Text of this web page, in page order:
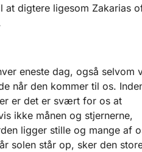
digtere ligesom Zakarias
eneste dag, også selvom
når den kommer til os.
er det er svært for os at
ikke månen og stjernerne,
ligger stille og mange af
solen står op, sker den